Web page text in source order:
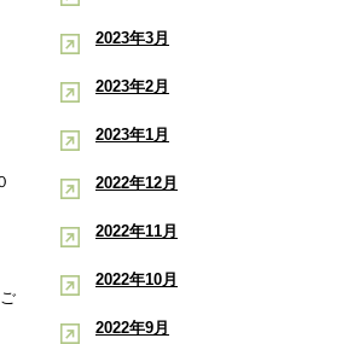
2023年3月
2023年2月
2023年1月
2022年12月
2022年11月
2022年10月
2022年9月